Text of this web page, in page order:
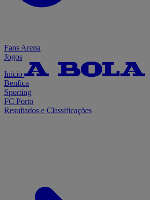
Fans Arena
Jogos
Início
Benfica
Sporting
FC Porto
Resultados e Classificações